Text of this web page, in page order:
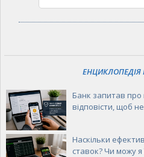
ЕНЦИКЛОПЕДІЯ
Банк запитав про
відповісти, щоб
Наскільки
ставок? Чи можу я